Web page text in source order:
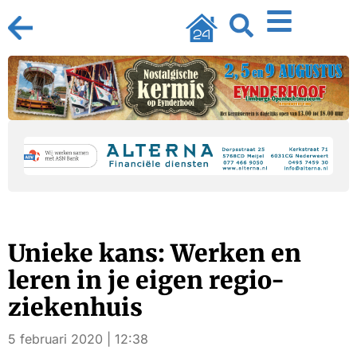
Unieke kans: Werken en
leren in je eigen regio-
ziekenhuis
5 februari 2020 | 12:38